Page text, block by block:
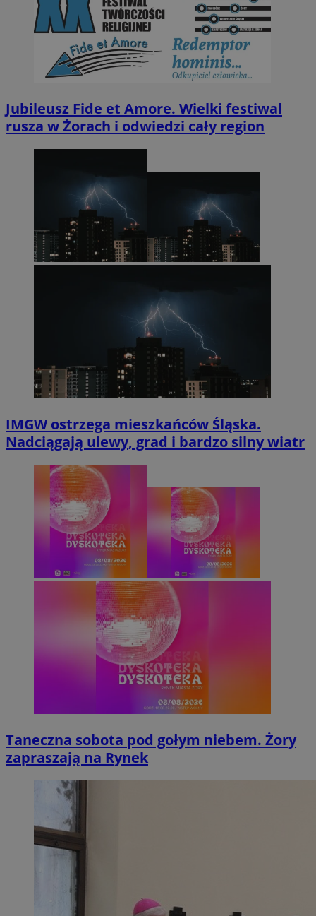
Jubileusz Fide et Amore. Wielki festiwal
rusza w Żorach i odwiedzi cały region
IMGW ostrzega mieszkańców Śląska.
Nadciągają ulewy, grad i bardzo silny wiatr
Taneczna sobota pod gołym niebem. Żory
zapraszają na Rynek